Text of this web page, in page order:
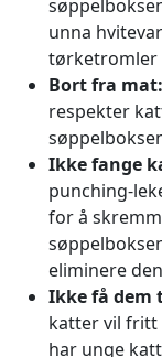
unna
tørketromler
Bort fra mat:
respekter
Ikke fange
punching-
for å
eliminere
Ikke få dem
katter vil fritt
har unge